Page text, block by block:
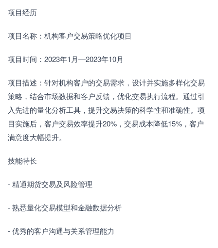
项目经历
项目名称：机构客户交易策略优化项目
项目时间：2023年1月—2023年10月
项目描述：针对机构客户的交易需求，设计并实施多样化交易
策略，结合市场数据和客户反馈，优化交易执行流程。通过引
入先进的量化分析工具，提升交易决策的科学性和准确性。项
目实施后，客户交易效率提升20%，交易成本降低15%，客户
满意度大幅提升。
技能特长
- 精通期货交易及风险管理
- 熟悉量化交易模型和金融数据分析
- 优秀的客户沟通与关系管理能力